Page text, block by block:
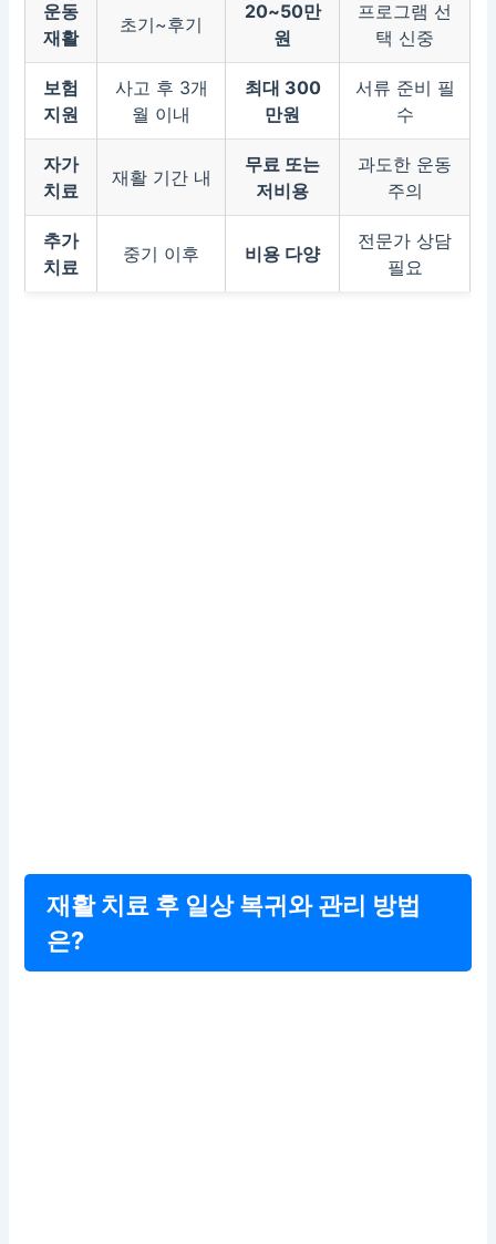
운동
재활
초기~후기
20~50만
원
프로그램 선
택 신중
보험
지원
사고 후 3개
월 이내
최대 300
만원
서류 준비 필
수
자가
치료
재활 기간 내
무료 또는
저비용
과도한 운동
주의
추가
치료
중기 이후 비용 다양
전문가 상담
필요
재활 치료 후 일상 복귀와 관리 방법
은?